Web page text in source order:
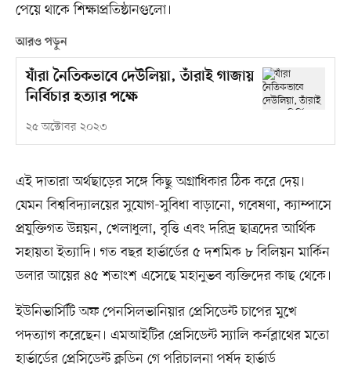
পেয়ে থাকে শিক্ষাপ্রতিষ্ঠানগুলো।
আরও পড়ুন
যাঁরা নৈতিকভাবে দেউলিয়া, তাঁরাই গাজায়
নির্বিচার হত্যার পক্ষে
২৫ অক্টোবর ২০২৩
এই দাতারা অর্থছাড়ের সঙ্গে কিছু অগ্রাধিকার ঠিক করে দেয়।
যেমন বিশ্ববিদ্যালয়ের সুযোগ-সুবিধা বাড়ানো, গবেষণা, ক্যাম্পাসে
প্রযুক্তিগত উন্নয়ন, খেলাধুলা, বৃত্তি এবং দরিদ্র ছাত্রদের আর্থিক
সহায়তা ইত্যাদি। গত বছর হার্ভার্ডের ৫ দশমিক ৮ বিলিয়ন মার্কিন
ডলার আয়ের ৪৫ শতাংশ এসেছে মহানুভব ব্যক্তিদের কাছ থেকে।
ইউনিভার্সিটি অফ পেনসিলভানিয়ার প্রেসিডেন্ট চাপের মুখে
পদত্যাগ করেছেন। এমআইটির প্রেসিডেন্ট স্যালি কর্নব্লাথের মতো
হার্ভার্ডের প্রেসিডেন্ট ক্লডিন গে পরিচালনা পর্ষদ হার্ভার্ড